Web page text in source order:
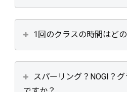
1回のクラスの時間はど
スパーリング？NOGI？